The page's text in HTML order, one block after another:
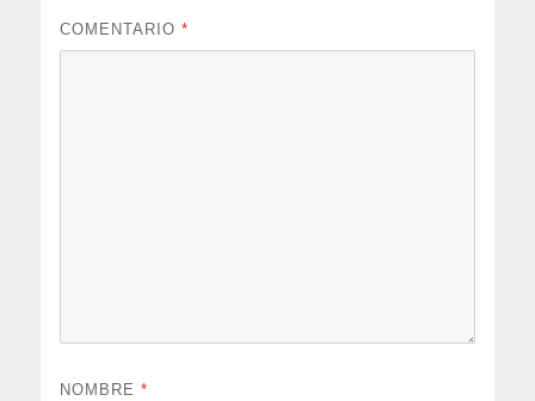
COMENTARIO*
NOMBRE*